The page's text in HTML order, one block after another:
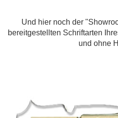
Und hier noch der
bereitgestellten Schriftarten
und ohne